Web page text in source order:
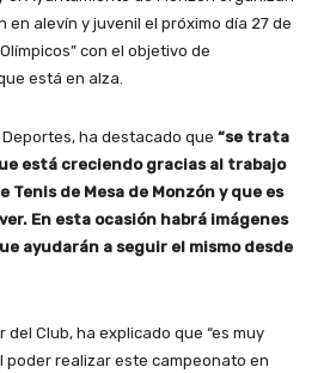
en alevín y juvenil el próximo día 27 de
con el objetivo de
está en alza.
ha destacado que “se trata
está creciendo gracias al trabajo
Tenis de Mesa de Monzón y que es
En esta ocasión habrá imágenes
ayudarán a seguir el mismo desde
Club, ha explicado que “es muy
poder realizar este campeonato en